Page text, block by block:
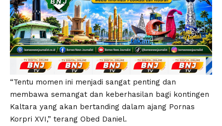
“Tentu momen ini menjadi sangat penting dan
membawa semangat dan keberhasilan bagi kontingen
Kaltara yang akan bertanding dalam ajang Pornas
Korpri XVI,” terang Obed Daniel.